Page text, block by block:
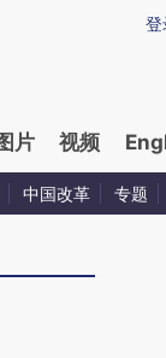
总结而成，可能与
登
片 视频
中国改革 专题